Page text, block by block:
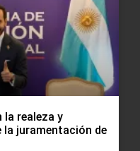
la realeza y
juramentación de